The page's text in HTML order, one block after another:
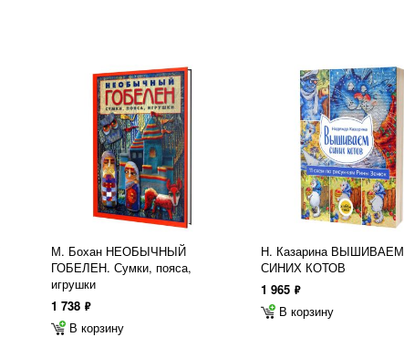
М. Бохан НЕОБЫЧНЫЙ
ГОБЕЛЕН. Сумки, пояса,
игрушки
1 738 ф
В корзину
Н. Казарина ВЫШИВАЕМ
СИНИХ КОТОВ
1 965 ф
В корзину